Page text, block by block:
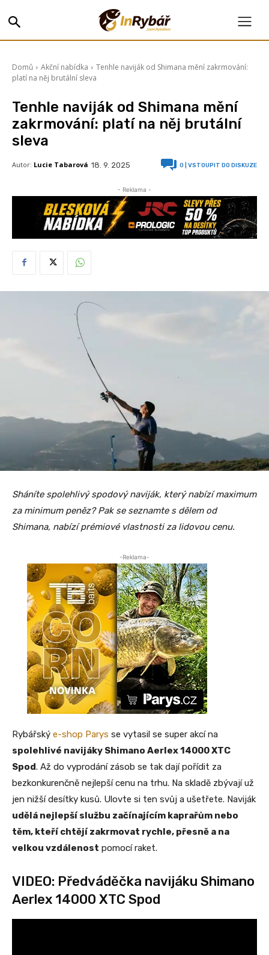
Domů Akční nabídka
Tenhle naviják od Shimana mění zakrmování:
platí na něj brutální sleva
Tenhle naviják od Shimana mění
zakrmování: platí na něj brutální
sleva
Autor: Lucie Tabarová 18. 9. 2025 0 | VSTOUPIT DO DISKUZE
- Reklama -
Sháníte spolehlivý spodový naviják, který nabízí maximum
za minimum peněz? Pak se seznamte s dělem od
Shimana, nabízí prémiové vlastnosti za lidovou cenu.
-Reklama-
Rybářský e-shop Parys se vytasil se super akcí na
spolehlivé navijáky Shimano Aerlex 14000 XTC
Spod. Až do vyprodání zásob se tak dají pořídit za
bezkonkurenčně nejlepší cenu na trhu. Na skladě zbývají už
jen nižší desítky kusů. Ulovte si ten svůj a ušetřete. Naviják
udělá nejlepší službu začínajícím kaprařům nebo
těm, kteří chtějí zakrmovat rychle, přesně a na
velkou vzdálenost pomocí raket.
VIDEO: Předváděčka navijáku Shimano
Aerlex 14000 XTC Spod